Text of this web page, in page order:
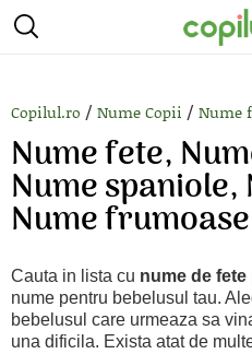
Copilul.ro / Nume Copii / Nume
Nume fete,
Nume spaniole,
Nume frumoase
Cauta in lista cu nume de fete
nume pentru bebelusul tau.
bebelusul care urmeaza sa
una dificila. Exista atat de